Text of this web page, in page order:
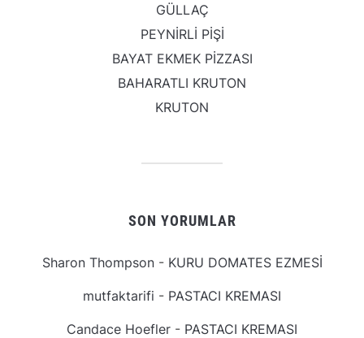
GÜLLAÇ
PEYNİRLİ PİŞİ
BAYAT EKMEK PİZZASI
BAHARATLI KRUTON
KRUTON
SON YORUMLAR
Sharon Thompson- KURU DOMATES EZMESİ
mutfaktarifi - PASTACI KREMASI
Candace Hoefler - PASTACI KREMASI